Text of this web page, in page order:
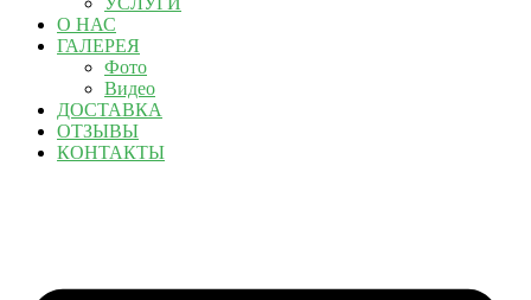
О НАС
ГАЛЕРЕЯ
Фото
Видео
ДОСТАВКА
ОТЗЫВЫ
КОНТАКТЫ